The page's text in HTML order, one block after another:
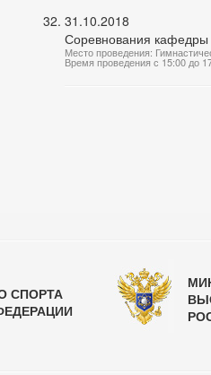
31.10.2018
Соревнования
Место проведения:
Время проведения с 15:00 до
СПОРТА